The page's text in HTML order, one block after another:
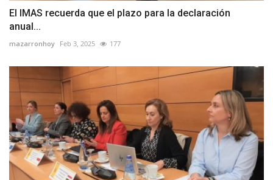
El IMAS recuerda que el plazo para la declaración
anual...
mazarronhoy Feb 3, 2025 177